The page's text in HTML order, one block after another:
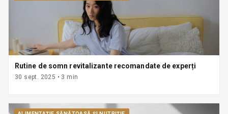
Rutine de somn revitalizante recomandate de experți
30 sept. 2025 • 3 min